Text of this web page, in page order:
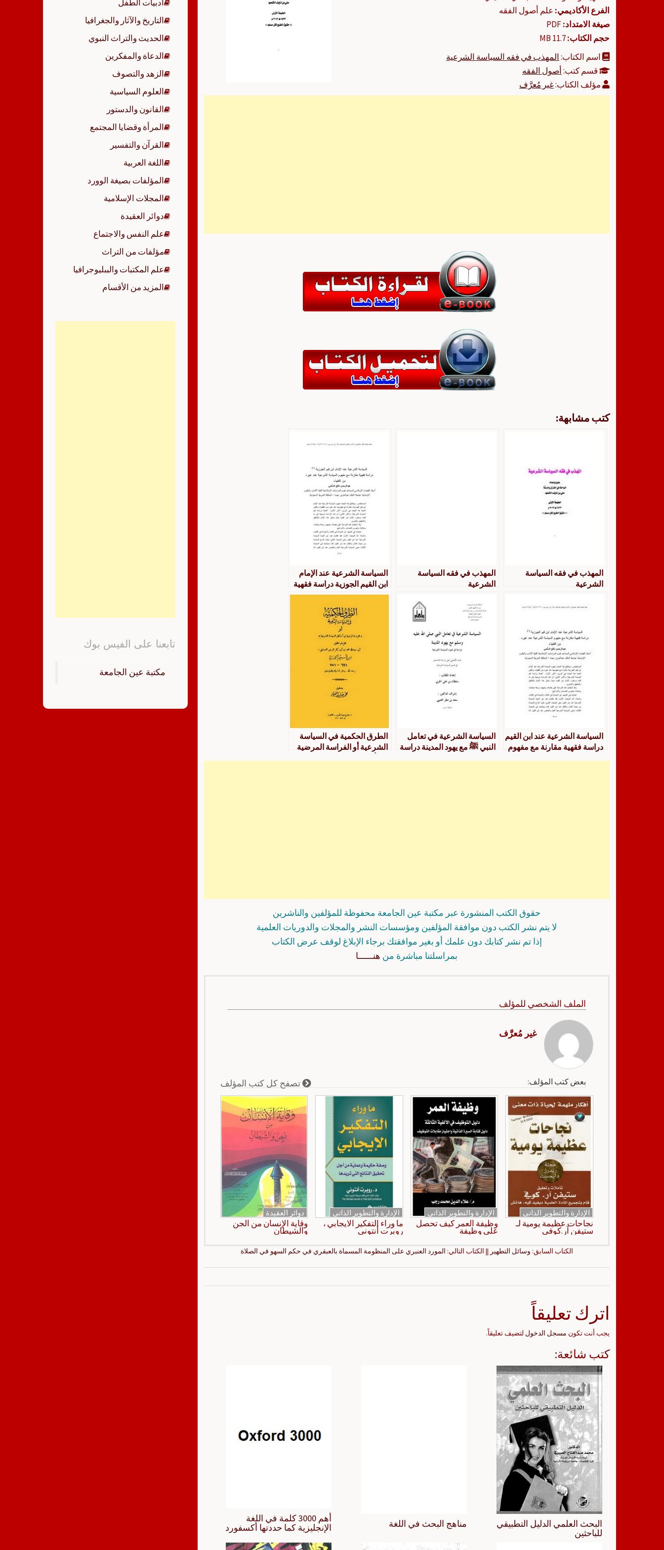
الفرع الأكاديمي: علم أصول الفقه
صيغة الامتداد:
حجم الكتاب:
اسم الكتاب:المهذب في فقه السياسة الشرعية
قسم كتب:أصول الفقه
مؤلف الكتاب:غير مُعرَّف
كتب مشابهة:
المهذب في فقه السياسة
الشرعية
المهذب في فقه السياسة
الشرعية
السياسة الشرعية عند الإمام
ابن القيم الجوزية دراسة فقهية
مقارنة مع مفهوم السياسة
الشرعية عند غي
السياسة الشرعية عند ابن القيم
دراسة فقهية مقارنة مع مفهوم
السياسة الشرعية في تعامل
النبي ﷺ مع يهود المدينة دراسة
الطرق الحكمية في السياسة
الشرعية أو الفراسة المرضية
حقوق الكتب المنشورة عبر مكتبة عين الجامعة محفوظة للمؤلفين والناشرين
لا يتم نشر الكتب دون موافقة المؤلفين ومؤسسات النشر والمجلات والدوريات العلمية
إذا تم نشر كتابك دون علمك أو بغير موافقتك برجاء الإبلاغ لوقف عرض الكتاب
بمراسلتنا مباشرة من هنــــــا
الملف الشخصي للمؤلف
غير مُعرَّف
بعض كتب المؤلف: تصفح كل كتب المؤلف
الإدارة والتطوير الذاتي
نجاحات عظيمة يومية لـ
ستيفن آر.كوفي
الإدارة والتطوير الذاتي
وظيفة العمر كيف تحصل
على وظيفة
الإدارة والتطوير الذاتي
ما وراء التفكير الايجابي ،
روبرت أنتوني
دوائر العقيدة
وقاية الإنسان من الجن
والشيطان
الكتاب السابق: وسائل التطهير || الكتاب التالي: المورد العنبري على المنظومة المسماة بالعبقري في حكم السهو في الصلاة
اترك تعليقاً
يجب أنت تكون مسجل الدخول لتضيف تعليقاً.
كتب شائعة:
أهم 3000 كلمة في اللغة
الإنجليزية كما حددتها أكسفورد
مناهج البحث في اللغة
البحث العلمي الدليل التطبيقي
للباحثين
أدبيات الطفل
التاريخ والآثار والجغرافيا
الحديث والتراث النبوي
الدعاة والمفكرين
الزهد والتصوف
العلوم السياسية
القانون والدستور
المرأة وقضايا المجتمع
القرآن والتفسير
اللغة العربية
المؤلفات بصيغة الوورد
المجلات الإسلامية
دوائر العقيدة
علم النفس والاجتماع
مؤلفات من التراث
علم المكتبات والببليوجرافيا
المزيد من الأقسام
تابعنا على الفيس بوك
‏مكتبة عين الجامعة‏